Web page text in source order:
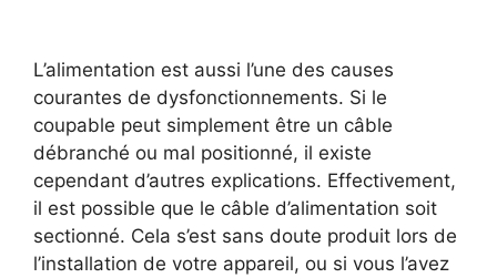
L’alimentation est aussi l’une des causes
courantes de dysfonctionnements. Si le
coupable peut simplement être un câble
débranché ou mal positionné, il existe
cependant d’autres explications. Effectivement,
il est possible que le câble d’alimentation soit
sectionné. Cela s’est sans doute produit lors de
l’installation de votre appareil, ou si vous l’avez